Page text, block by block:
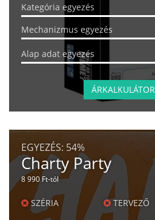
Kategória egyezés
Mechanizmus egyezés
Alap adat egyezés
ÁRKALKULÁTOR
EGYEZÉS: 54%
Charty Party
8 990 Ft-tól
SZÉRIA TERVEZŐ